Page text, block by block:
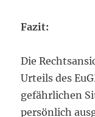
Fazit:
Die
Urteils des
gefährlichen
persönlich